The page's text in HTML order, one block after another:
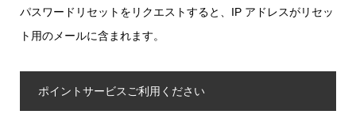
パスワードリセットをリクエストすると、IP アドレスがリセッ
ト用のメールに含まれます。
ポイントサービスご利用ください